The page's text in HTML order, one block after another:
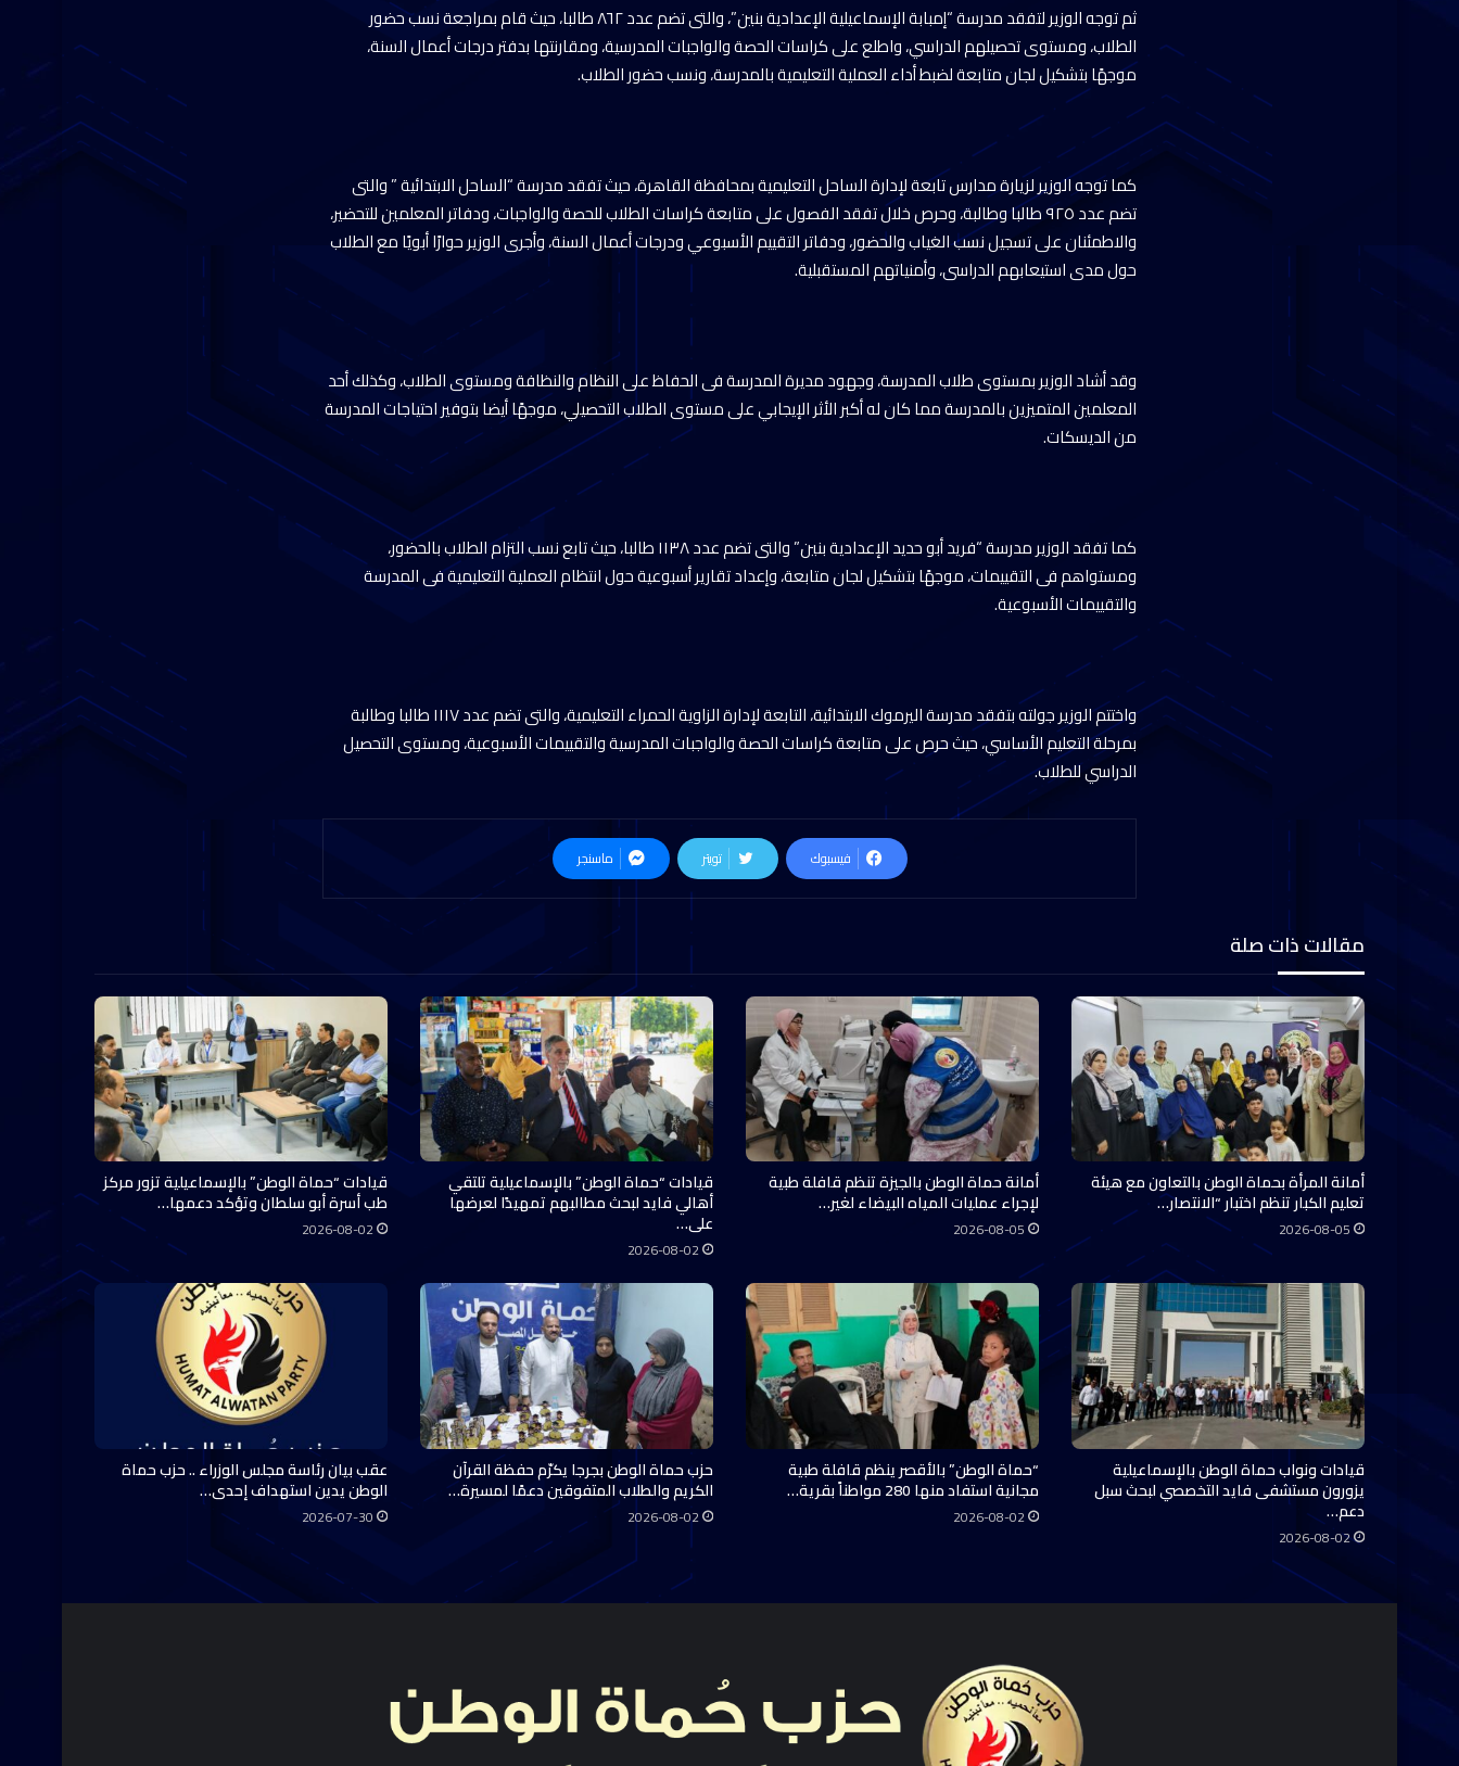
ثم توجه الوزير لتفقد مدرسة “إمبابة الإسماعيلية الإعدادية بنين”، والتى تضم عدد ٨٦٢ طالبا، حيث قام بمراجعة نسب حضور
الطلاب، ومستوى تحصيلهم الدراسي، واطلع على كراسات الحصة والواجبات المدرسية، ومقارنتها بدفتر درجات أعمال السنة،
موجهًا بتشكيل لجان متابعة لضبط أداء العملية التعليمية بالمدرسة، ونسب حضور الطلاب.
كما توجه الوزير لزيارة مدارس تابعة لإدارة الساحل التعليمية بمحافظة القاهرة، حيث تفقد مدرسة “الساحل الابتدائية ” والتى
تضم عدد ٩٢٥ طالبا وطالبة، وحرص خلال تفقد الفصول على متابعة كراسات الطلاب للحصة والواجبات، ودفاتر المعلمين للتحضير،
والاطمئنان على تسجيل نسب الغياب والحضور، ودفاتر التقييم الأسبوعي ودرجات أعمال السنة، وأجرى الوزير حوارًا أبويًا مع الطلاب
حول مدى استيعابهم الدراسى، وأمنياتهم المستقبلية.
وقد أشاد الوزير بمستوى طلاب المدرسة، وجهود مديرة المدرسة فى الحفاظ على النظام والنظافة ومستوى الطلاب، وكذلك أحد
المعلمين المتميزين بالمدرسة مما كان له أكبر الأثر الإيجابي على مستوى الطلاب التحصيلي، موجهًا أيضا بتوفير احتياجات المدرسة
من الديسكات.
كما تفقد الوزير مدرسة “فريد أبو حديد الإعدادية بنين” والتى تضم عدد ١١٣٨ طالبا، حيث تابع نسب التزام الطلاب بالحضور،
ومستواهم فى التقييمات، موجهًا بتشكيل لجان متابعة، وإعداد تقارير أسبوعية حول انتظام العملية التعليمية فى المدرسة
والتقييمات الأسبوعية.
واختتم الوزير جولته بتفقد مدرسة اليرموك الابتدائية، التابعة لإدارة الزاوية الحمراء التعليمية، والتى تضم عدد ١١١٧ طالبا وطالبة
بمرحلة التعليم الأساسي، حيث حرص على متابعة كراسات الحصة والواجبات المدرسية والتقييمات الأسبوعية، ومستوى التحصيل
الدراسي للطلاب.
فيسبوك تويتر ماسنجر
مقالات ذات صلة
أمانة المرأة بحماة الوطن بالتعاون مع هيئة
تعليم الكبار تنظم اختبار “الانتصار…
2026-08-05
أمانة حماة الوطن بالجيزة تنظم قافلة طبية
لإجراء عمليات المياه البيضاء لغير…
2026-08-05
قيادات “حماة الوطن” بالإسماعيلية تلتقي
أهالي فايد لبحث مطالبهم تمهيدًا لعرضها
على…
2026-08-02
قيادات “حماة الوطن” بالإسماعيلية تزور مركز
طب أسرة أبو سلطان وتؤكد دعمها…
2026-08-02
قيادات ونواب حماة الوطن بالإسماعيلية
يزورون مستشفى فايد التخصصي لبحث سبل
دعم…
2026-08-02
“حماة الوطن” بالأقصر ينظم قافلة طبية
مجانية استفاد منها 280 مواطناً بقرية…
2026-08-02
حزب حماة الوطن بجرجا يكرّم حفظة القرآن
الكريم والطلاب المتفوقين دعمًا لمسيرة…
2026-08-02
عقب بيان رئاسة مجلس الوزراء .. حزب حماة
الوطن يدين استهداف إحدى…
2026-07-30